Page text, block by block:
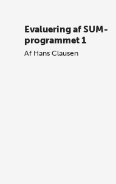
Evaluering af SUM-
programmet 1
Af Hans Clausen